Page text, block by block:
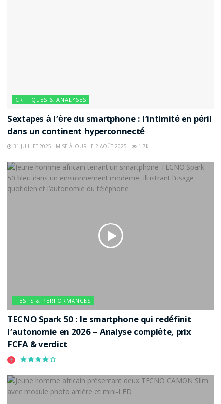
CRITIQUES & ANALYSES
Sextapes à l’ère du smartphone : l’intimité en péril
dans un continent hyperconnecté
31 JUILLET 2025 - MISE À JOUR LE 2 AOÛT 2025 1.7K
TESTS & PERFORMANCES
TECNO Spark 50 : le smartphone qui redéfinit
l’autonomie en 2026 – Analyse complète, prix
FCFA & verdict